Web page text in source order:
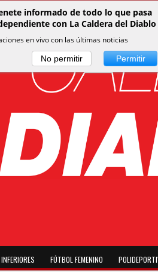
INFERIORES FÚTBOL FEMENINO
informado de todo lo que pasa
con La Caldera del Diablo
en vivo con las últimas noticias
No permitir Permitir